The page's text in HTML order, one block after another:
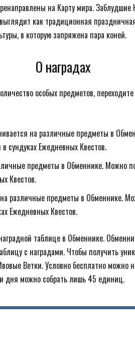
на Карту мира.
как традиционная
в которую запряжена пара коней.
О наградах
особых предметов,
на различные предметы в
сундуках Ежедневных Квестов.
предметы в Обменнике. Можно
Квестов.
различные предметы в Обменнике.
Ежедневных Квестов.
таблице в Обменнике.
с наградами. Чтобы получить
Ветки. Условно бесплатно можно
дня можно собрать лишь 45 единиц.